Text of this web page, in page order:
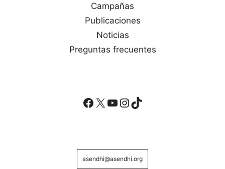
Campañas
Publicaciones
Noticias
Preguntas frecuentes
Facebook
X YouTube
Instagram
TikTok
asendhi@asendhi.org